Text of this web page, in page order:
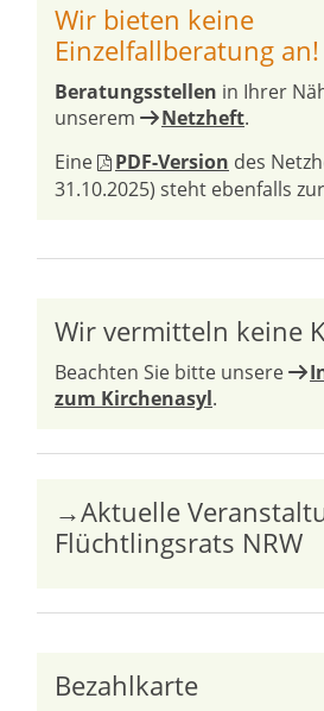
Wir bieten keine
Einzelfallberatung an!
Beratungsstellen in Ihrer
unserem
Netzheft.
Eine
PDF-Version des
31.10.2025) steht ebenfalls
Wir vermitteln keine
Beachten Sie bitte unsere
zum Kirchenasyl.
→Aktuelle
Flüchtlingsrats NRW
Bezahlkarte